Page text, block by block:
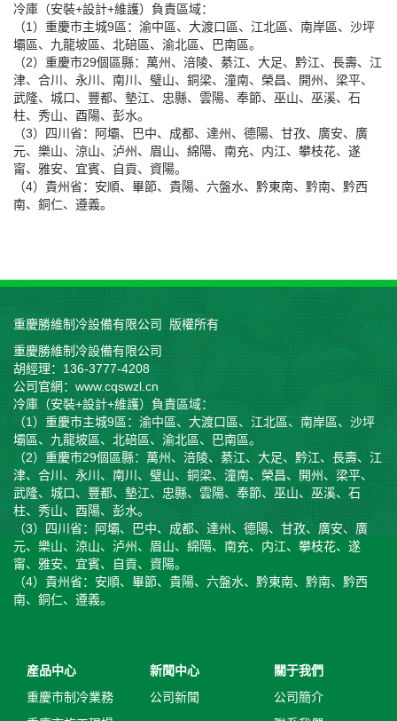
冷庫（安裝+設計+維護）負責區域：
（1）重慶市主城9區：渝中區、大渡口區、江北區、南岸區、沙坪
壩區、九龍坡區、北碚區、渝北區、巴南區。
（2）重慶市29個區縣：萬州、涪陵、綦江、大足、黔江、長壽、江
津、合川、永川、南川、璧山、銅梁、潼南、榮昌、開州、梁平、
武隆、城口、豐都、墊江、忠縣、雲陽、奉節、巫山、巫溪、石
柱、秀山、酉陽、彭水。
（3）四川省：阿壩、巴中、成都、達州、德陽、甘孜、廣安、廣
元、樂山、涼山、泸州、眉山、綿陽、南充、内江、攀枝花、遂
甯、雅安、宜賓、自貢、資陽。
（4）貴州省：安順、畢節、貴陽、六盤水、黔東南、黔南、黔西
南、銅仁、遵義。
重慶勝維制冷設備有限公司 版權所有
重慶勝維制冷設備有限公司
胡經理：136-3777-4208
公司官網：www.cqswzl.cn
冷庫（安裝+設計+維護）負責區域：
（1）重慶市主城9區：渝中區、大渡口區、江北區、南岸區、沙坪
壩區、九龍坡區、北碚區、渝北區、巴南區。
（2）重慶市29個區縣：萬州、涪陵、綦江、大足、黔江、長壽、江
津、合川、永川、南川、璧山、銅梁、潼南、榮昌、開州、梁平、
武隆、城口、豐都、墊江、忠縣、雲陽、奉節、巫山、巫溪、石
柱、秀山、酉陽、彭水。
（3）四川省：阿壩、巴中、成都、達州、德陽、甘孜、廣安、廣
元、樂山、涼山、泸州、眉山、綿陽、南充、内江、攀枝花、遂
甯、雅安、宜賓、自貢、資陽。
（4）貴州省：安順、畢節、貴陽、六盤水、黔東南、黔南、黔西
南、銅仁、遵義。
産品中心
重慶市制冷業務
新聞中心
公司新聞
關于我們
公司簡介